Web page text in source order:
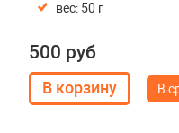
вес: 50 г
500 руб
В